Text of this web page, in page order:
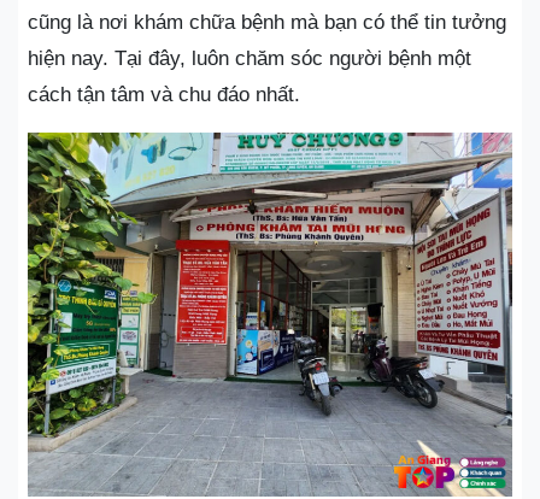
cũng là nơi khám chữa bệnh mà bạn có thể tin tưởng
hiện nay. Tại đây, luôn chăm sóc người bệnh một
cách tận tâm và chu đáo nhất.